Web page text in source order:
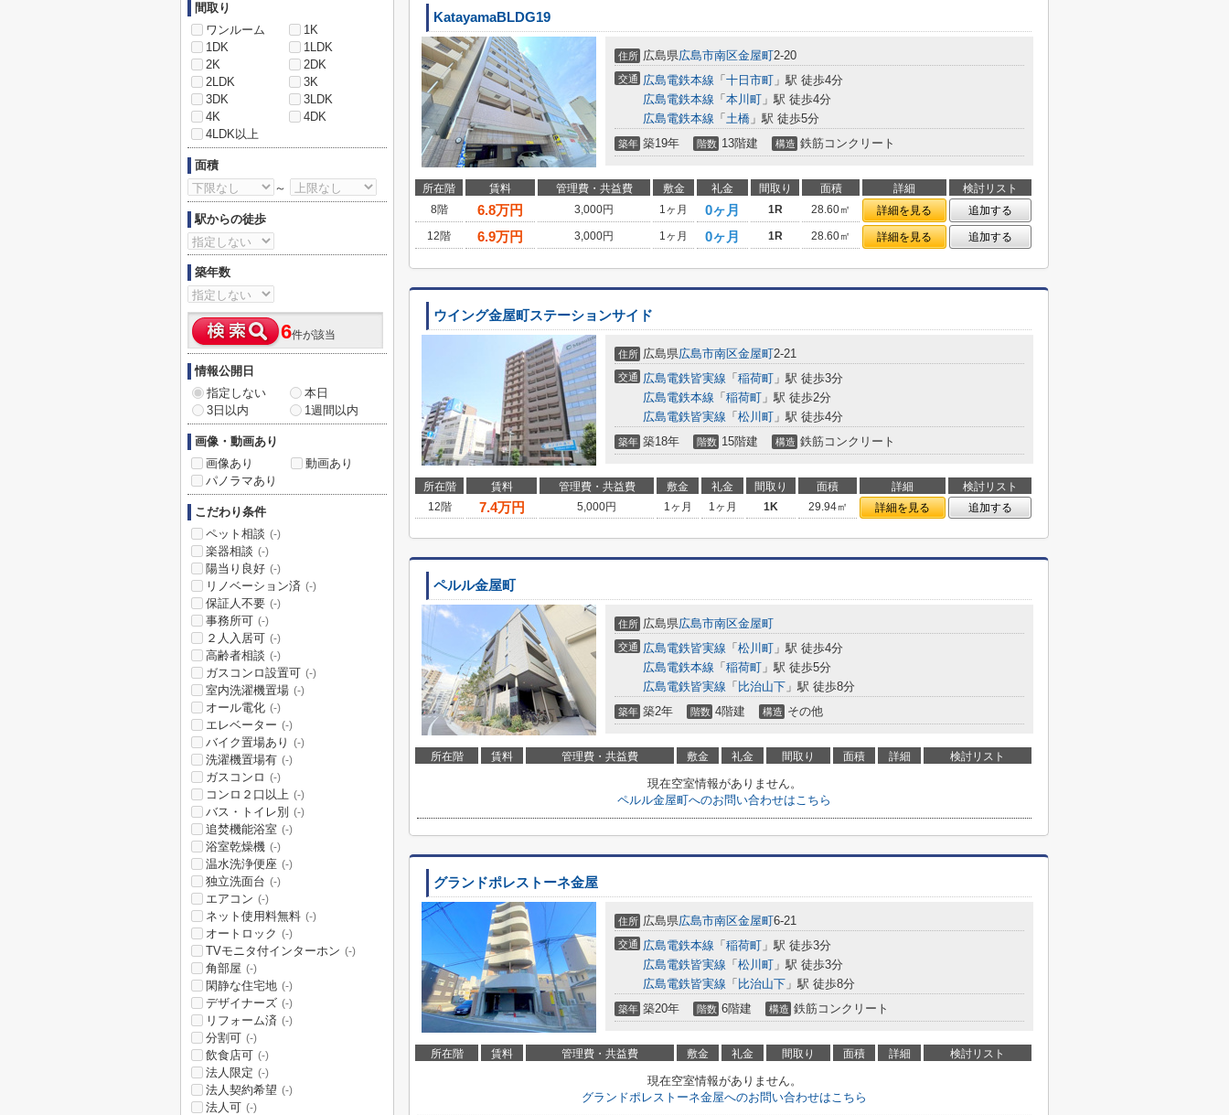
KatayamaBLDG19
住所 広島県広島市南区金屋町2-20
交通 広島電鉄本線 「 十日市町 」駅 徒歩4分
広島電鉄本線 「 本川町 」駅 徒歩4分
広島電鉄本線 「 土橋 」駅 徒歩5分
築年 築19年 階数 13階建 構造 鉄筋コンクリート
所在階 賃料 管理費・共益費 敷金 礼金 間取り 面積 詳細
検討リスト
8階
6.8万円 3,000円 1ヶ月 0ヶ月 1R 28.60㎡ 詳細を見る
追加する
12階
6.9万円 3,000円 1ヶ月 0ヶ月 1R 28.60㎡ 詳細を見る 追加する
ウイング金屋町ステーションサイド
住所 広島県広島市南区金屋町2-21
交通 広島電鉄皆実線 「 稲荷町 」駅 徒歩3分
広島電鉄本線 「 稲荷町 」駅 徒歩2分
広島電鉄皆実線 「 松川町 」駅 徒歩4分
築年 築18年 階数 15階建 構造 鉄筋コンクリート
所在階 賃料 管理費・共益費 敷金 礼金 間取り 面積 詳細
検討リスト
12階
7.4万円 5,000円 1ヶ月 1ヶ月 1K 29.94㎡ 詳細を見る 追加する
ペルル金屋町
住所 広島県広島市南区金屋町
交通 広島電鉄皆実線 「 松川町 」駅 徒歩4分
広島電鉄本線 「 稲荷町 」駅 徒歩5分
広島電鉄皆実線 「 比治山下 」駅 徒歩8分
築年 築2年 階数 4階建 構造 その他
所在階 賃料 管理費・共益費 敷金 礼金 間取り 面積 詳細 検討リスト
現在空室情報がありません。
ペルル金屋町へのお問い合わせはこちら
グランドポレストーネ金屋
住所 広島県広島市南区金屋町6-21
交通 広島電鉄本線 「 稲荷町 」駅 徒歩3分
広島電鉄皆実線 「 松川町 」駅 徒歩3分
広島電鉄皆実線 「 比治山下 」駅 徒歩8分
築年 築20年 階数 6階建 構造 鉄筋コンクリート
所在階 賃料 管理費・共益費 敷金 礼金 間取り 面積 詳細 検討リスト
現在空室情報がありません。
グランドポレストーネ金屋へのお問い合わせはこちら
間取り
ワンルーム
1K
1DK
1LDK
2K
2DK
2LDK
3K
3DK
3LDK
4K
4DK
4LDK以上
面積
～
駅からの徒歩
築年数
6件が該当
情報公開日
指定しない
本日
3日以内
1週間以内
画像・動画あり
画像あり
動画あり
パノラマあり
こだわり条件
ペット相談 (-)
楽器相談 (-)
陽当り良好 (-)
リノベーション済 (-)
保証人不要 (-)
事務所可 (-)
２人入居可 (-)
高齢者相談 (-)
ガスコンロ設置可 (-)
室内洗濯機置場 (-)
オール電化 (-)
エレベーター (-)
バイク置場あり (-)
洗濯機置場有 (-)
ガスコンロ (-)
コンロ２口以上 (-)
バス・トイレ別 (-)
追焚機能浴室 (-)
浴室乾燥機 (-)
温水洗浄便座 (-)
独立洗面台 (-)
エアコン (-)
ネット使用料無料 (-)
オートロック (-)
TVモニタ付インターホン (-)
角部屋 (-)
閑静な住宅地 (-)
デザイナーズ (-)
リフォーム済 (-)
分割可 (-)
飲食店可 (-)
法人限定 (-)
法人契約希望 (-)
法人可 (-)